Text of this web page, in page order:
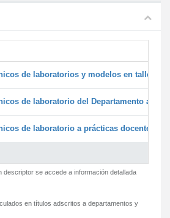
de laboratorios y modelos en
de laboratorio del Departamento a la
de laboratorio a prácticas docentes y
descriptor se accede a información detallada
en títulos adscritos a departamentos y